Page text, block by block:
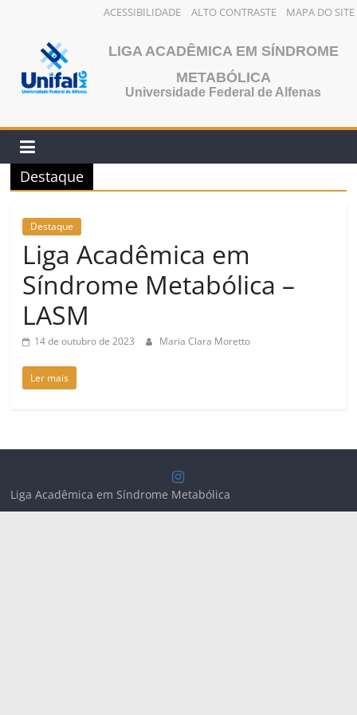
ACESSIBILIDADE ALTO CONTRASTE MAPA DO SITE
conteúdo
LIGA ACADÊMICA EM SÍNDROME
METABÓLICA
Universidade Federal de Alfenas
Destaque
Destaque
Liga Acadêmica em
Síndrome Metabólica –
LASM
14 de outubro de 2023 Maria Clara Moretto
Ler mais
Liga Acadêmica em Síndrome Metabólica